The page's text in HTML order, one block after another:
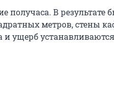
получаса. В результате
метров, стены
ущерб